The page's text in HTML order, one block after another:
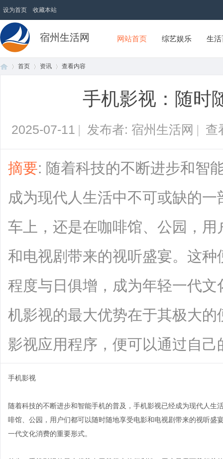
设为首页 收藏本站
宿州生活网 网站首页 综艺娱乐 生
首页 资讯 查看内容
手机影视：随时
2025-07-11 | 发布者: 宿州生活网 | 查
摘要: 随着科技的不断进步和智
成为现代人生活中不可或缺的
车上，还是在咖啡馆、公园，
和电视剧带来的视听盛宴。这
程度与日俱增，成为年轻一代
机影视的最大优势在于其极大
影视应用程序，便可以通过自己
手机影视
随着科技的不断进步和智能手机的普及，手机影视已经成为现代人
啡馆、公园，用户们都可以随时随地享受电影和电视剧带来的视听盛
一代文化消费的重要形式。